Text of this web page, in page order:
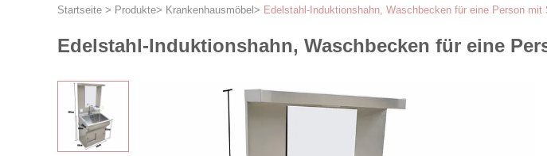
Startseite > Produkte> Krankenhausmöbel > Edelstahl-Induktionshahn, Waschbecken für eine Person mit
Edelstahl-Induktionshahn, Waschbecken für eine